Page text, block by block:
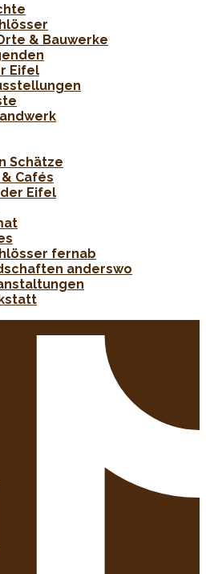
& Bauwerke
Eifel
Schätze
Cafés
Eifel
fernab
anderswo